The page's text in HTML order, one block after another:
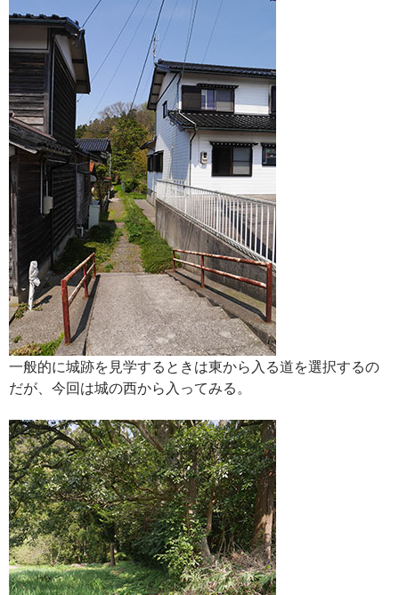
一般的に城跡を見学するときは東から入る道を選択するの
だが、今回は城の西から入ってみる。